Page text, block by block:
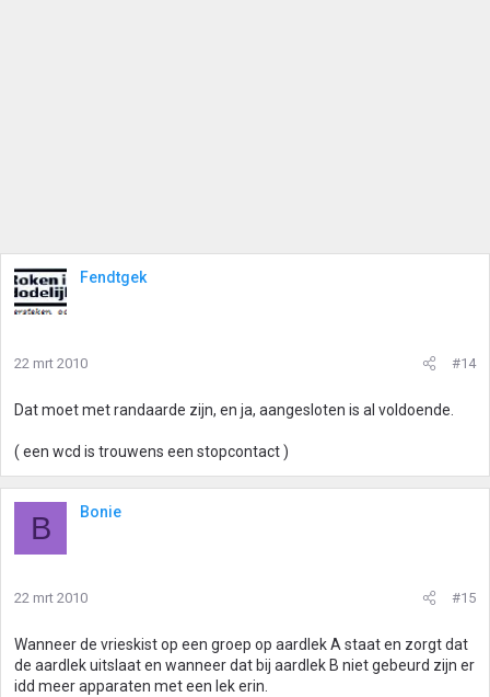
Fendtgek
22 mrt 2010 #14
Dat moet met randaarde zijn, en ja, aangesloten is al voldoende.
( een wcd is trouwens een stopcontact )
B Bonie
22 mrt 2010 #15
Wanneer de vrieskist op een groep op aardlek A staat en zorgt dat
de aardlek uitslaat en wanneer dat bij aardlek B niet gebeurd zijn er
idd meer apparaten met een lek erin.